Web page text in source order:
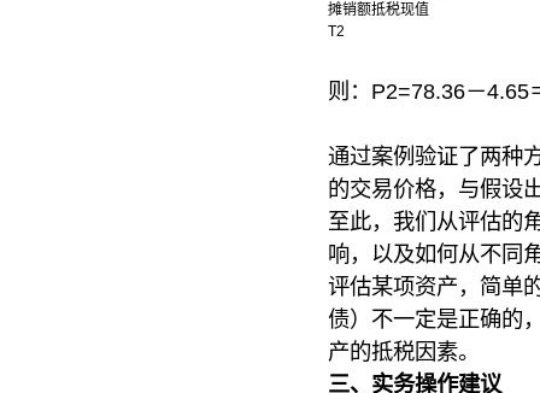
摊销额抵税现值
T2
则：P2=78.36－4.65
通过案例验证了两种
的交易价格，与假设
至此，我们从评估的
响，以及如何从不同
评估某项资产，简单
债）不一定是正确的
产的抵税因素。
三、实务操作建议